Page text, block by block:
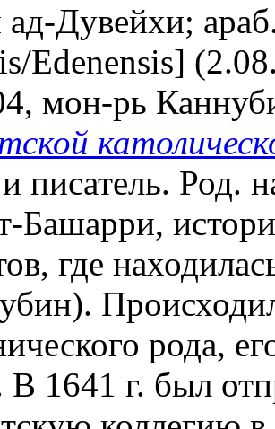
ад-Дувейхи;
Edenensis]
мон-рь
писатель. Род.
Башарри,
где
рода,
1641 г. был